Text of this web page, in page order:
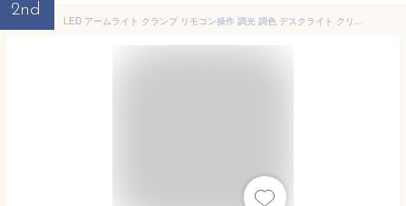
2nd
LED アームライト クランプ リモコン操作 調光 調色 デスクライト クリップ おしゃれ モダン 北欧 レトロ シンプル 目に優しい 卓上ライト スタンドライト 照明 テーブルライト ランプ ワークランプ 大きい コンセント 読書灯 明るい 学習机 新生活 MSP-55